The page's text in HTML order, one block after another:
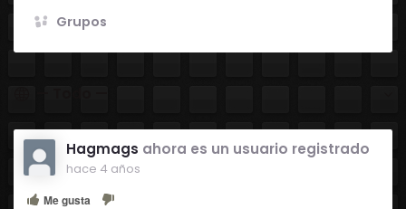
Grupos
Hagmags ahora es un usuario registrado
hace 4 años
Me gusta